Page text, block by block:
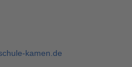
kamen.de